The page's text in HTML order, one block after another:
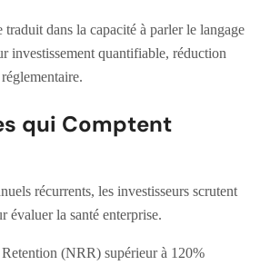
traduit dans la capacité à parler le langage
investissement quantifiable, réduction
qui Comptent
récurrents, les investisseurs scrutent
évaluer la santé enterprise.
(NRR) supérieur à 120%